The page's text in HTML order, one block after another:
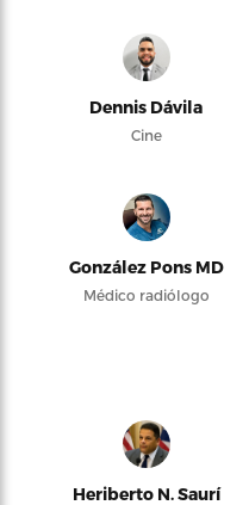
Dennis Dávila
Cine
González Pons MD
Médico radiólogo
Heriberto N. Saurí